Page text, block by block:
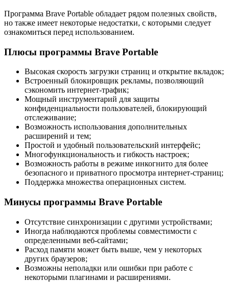
Программа Brave Portable обладает рядом полезных свойств,
но также имеет некоторые недостатки, с которыми следует
ознакомиться перед использованием.
Плюсы программы Brave Portable
Высокая скорость загрузки страниц и открытие вкладок;
Встроенный блокировщик рекламы, позволяющий
сэкономить интернет-трафик;
Мощный инструментарий для защиты
конфиденциальности пользователей, блокирующий
отслеживание;
Возможность использования дополнительных
расширений и тем;
Простой и удобный пользовательский интерфейс;
Многофункциональность и гибкость настроек;
Возможность работы в режиме инкогнито для более
безопасного и приватного просмотра интернет-страниц;
Поддержка множества операционных систем.
Минусы программы Brave Portable
Отсутствие синхронизации с другими устройствами;
Иногда наблюдаются проблемы совместимости с
определенными веб-сайтами;
Расход памяти может быть выше, чем у некоторых
других браузеров;
Возможны неполадки или ошибки при работе с
некоторыми плагинами и расширениями.